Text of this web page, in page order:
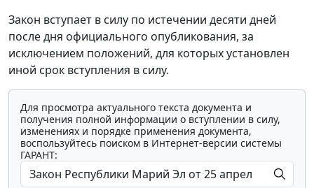
Закон вступает в силу по истечении десяти дней
после дня официального опубликования, за
исключением положений, для которых установлен
иной срок вступления в силу.
Для просмотра актуального текста документа и
получения полной информации о вступлении в силу,
изменениях и порядке применения документа,
воспользуйтесь поиском в Интернет-версии системы
ГАРАНТ: